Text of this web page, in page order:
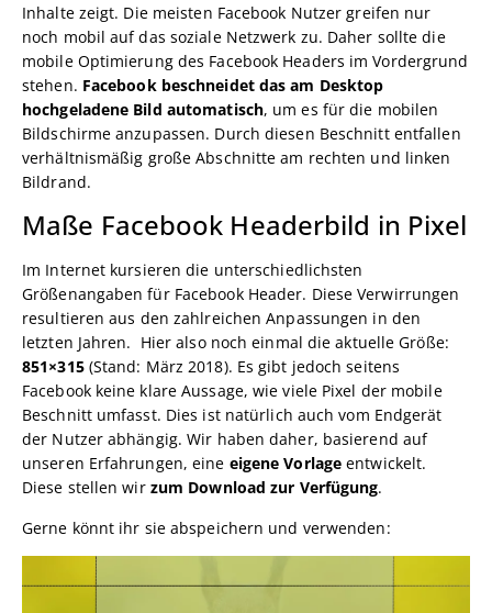
Inhalte zeigt. Die meisten Facebook Nutzer greifen nur
noch mobil auf das soziale Netzwerk zu. Daher sollte die
mobile Optimierung des Facebook Headers im Vordergrund
stehen. Facebook beschneidet das am Desktop
hochgeladene Bild automatisch, um es für die mobilen
Bildschirme anzupassen. Durch diesen Beschnitt entfallen
verhältnismäßig große Abschnitte am rechten und linken
Bildrand.
Maße Facebook Headerbild in Pixel
Im Internet kursieren die unterschiedlichsten
Größenangaben für Facebook Header. Diese Verwirrungen
resultieren aus den zahlreichen Anpassungen in den
letzten Jahren. Hier also noch einmal die aktuelle Größe:
851×315(Stand: März 2018). Es gibt jedoch seitens
Facebook keine klare Aussage, wie viele Pixel der mobile
Beschnitt umfasst. Dies ist natürlich auch vom Endgerät
der Nutzer abhängig. Wir haben daher, basierend auf
unseren Erfahrungen, eine eigene Vorlage entwickelt.
Diese stellen wirzum Download zur Verfügung.
Gerne könnt ihr sie abspeichern und verwenden: